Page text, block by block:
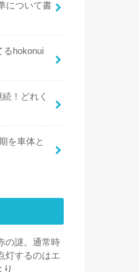
について書
るhokonui
！どれく
を車体と
の謎。通常時
灯するのはエ
り